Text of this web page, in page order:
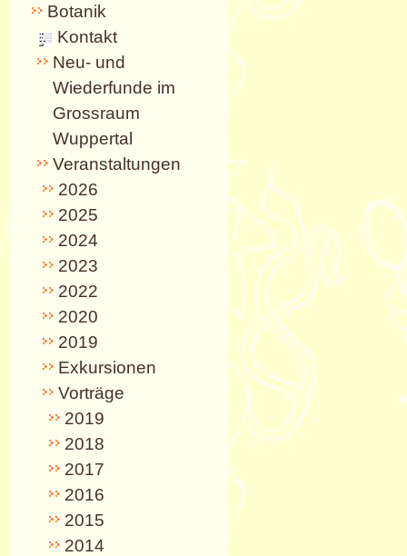
Botanik
Kontakt
Neu- und
Wiederfunde im
Grossraum
Wuppertal
Veranstaltungen
2026
2025
2024
2023
2022
2020
2019
Exkursionen
Vorträge
2019
2018
2017
2016
2015
2014